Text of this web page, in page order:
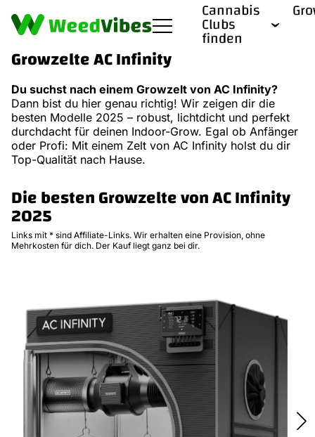
Cannabis
Clubs
finden
Growzelte AC Infinity
Du suchst nach einem Growzelt von AC Infinity?
Dann bist du hier genau richtig! Wir zeigen dir die
besten Modelle 2025 – robust, lichtdicht und perfekt
durchdacht für deinen Indoor-Grow. Egal ob Anfänger
oder Profi: Mit einem Zelt von AC Infinity holst du dir
Top-Qualität nach Hause.
Die besten Growzelte von AC Infinity
2025
Links mit * sind Affiliate-Links. Wir erhalten eine Provision, ohne
Mehrkosten für dich. Der Kauf liegt ganz bei dir.